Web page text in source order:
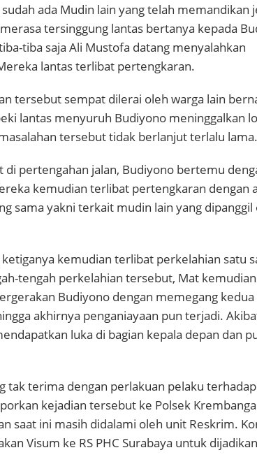
ada Mudin lain yang telah memandikan
merasa tersinggung lantas bertanya kepada
tiba saja Ali Mustofa datang menyalahkan
lantas terlibat pertengkaran.
tersebut sempat dilerai oleh warga lain
lantas menyuruh Budiyono meninggalkan
tersebut tidak berlanjut terlalu lama.
di pertengahan jalan, Budiyono bertemu
kemudian terlibat pertengkaran dengan
sama yakni terkait mudin lain yang dipanggil
ketiganya kemudian terlibat perkelahian satu
tengah perkelahian tersebut, Mat kemudian
Budiyono dengan memegang kedua
akhirnya penganiayaan pun terjadi.
luka di bagian kepala depan dan
tak terima dengan perlakuan pelaku
kejadian tersebut ke Polsek
saat ini masih didalami oleh unit Reskrim.
Visum ke RS PHC Surabaya untuk